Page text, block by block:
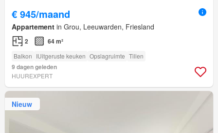
€ 945/maand
Appartement in Grou, Leeuwarden, Friesland
2 64 m²
Balkon IUitgeruste keuken Opslagruimte Tillen
9 dagen geleden
HUUREXPERT
Nieuw